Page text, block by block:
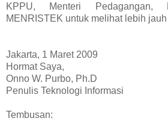
KPPU, Menteri Pedagangan,
MENRISTEK untuk melihat lebih
Jakarta, 1 Maret 2009
Hormat Saya,
Onno W. Purbo, Ph.D
Penulis Teknologi Informasi
Tembusan: